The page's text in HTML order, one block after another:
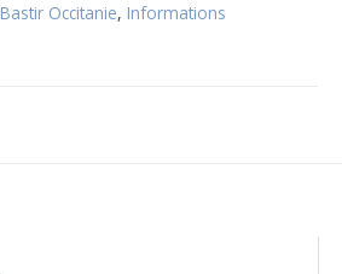
Bastir Occitanie, Informations